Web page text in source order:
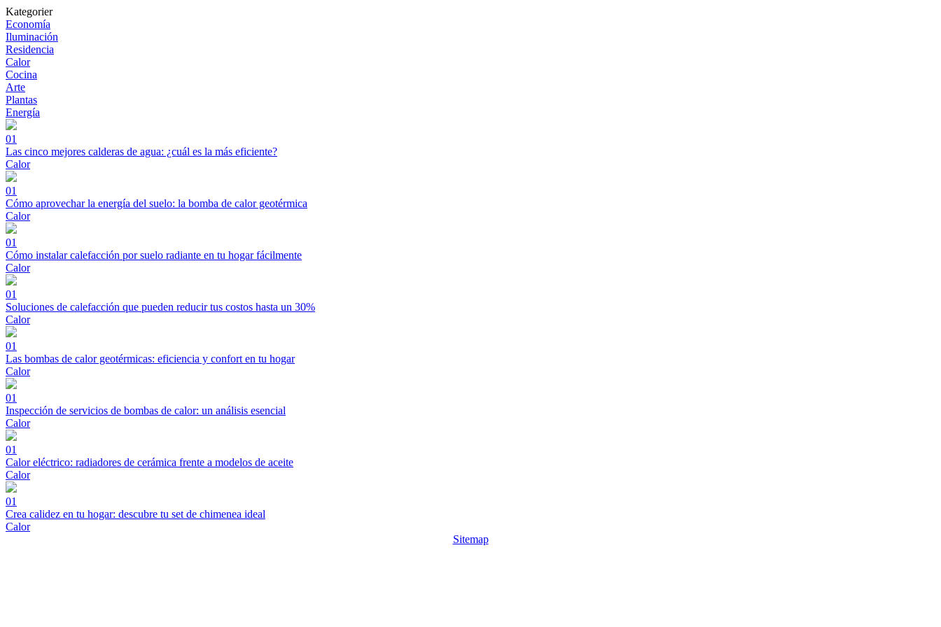
Kategorier
Economía
Iluminación
Residencia
Calor
Cocina
Arte
Plantas
Energía
01
Las cinco mejores calderas de agua: ¿cuál es la más eficiente?
Calor
01
Cómo aprovechar la energía del suelo: la bomba de calor geotérmica
Calor
01
Cómo instalar calefacción por suelo radiante en tu hogar fácilmente
Calor
01
Soluciones de calefacción que pueden reducir tus costos hasta un 30%
Calor
01
Las bombas de calor geotérmicas: eficiencia y confort en tu hogar
Calor
01
Inspección de servicios de bombas de calor: un análisis esencial
Calor
01
Calor eléctrico: radiadores de cerámica frente a modelos de aceite
Calor
01
Crea calidez en tu hogar: descubre tu set de chimenea ideal
Calor
Sitemap